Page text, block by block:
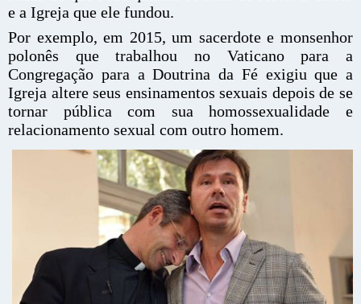
e a Igreja que ele fundou.
Por exemplo, em 2015, um sacerdote e monsenhor
polonês que trabalhou no Vaticano para a
Congregação para a Doutrina da Fé exigiu que a
Igreja altere seus ensinamentos sexuais depois de se
tornar pública com sua homossexualidade e
relacionamento sexual com outro homem.